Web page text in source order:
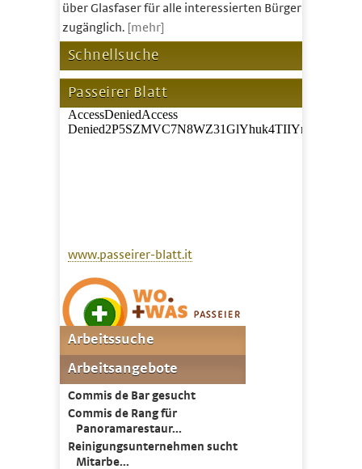
über Glasfaser für alle interessierten Bürger
zugänglich. [mehr]
Schnellsuche
Passeirer Blatt
www.passeirer-blatt.it